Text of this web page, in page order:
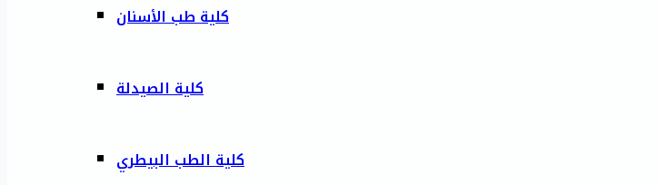
كلية طب الأسنان
كلية الصيدلة
كلية الطب البيطري